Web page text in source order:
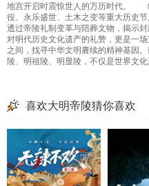
地宫开启时震惊世人的万历时代。
役、永乐盛世、土木之变等重大历史
透过帝陵礼制变革与陪葬文物，揭示
对明代历史文化遗产的礼赞，更是一
之间，找寻中华文明赓续的精神基因
陵、明祖陵、明显陵，不仅是世界文
喜欢大明帝陵猜你喜欢